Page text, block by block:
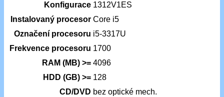
Konfigurace 1312V1ES
Instalovaný procesor Core i5
Označení procesoru i5-3317U
Frekvence procesoru 1700
RAM (MB) >= 4096
HDD (GB) >= 128
CD/DVD bez optické mech.